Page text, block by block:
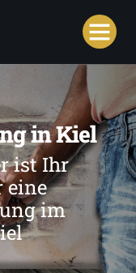
in Kiel
ist Ihr
eine
im